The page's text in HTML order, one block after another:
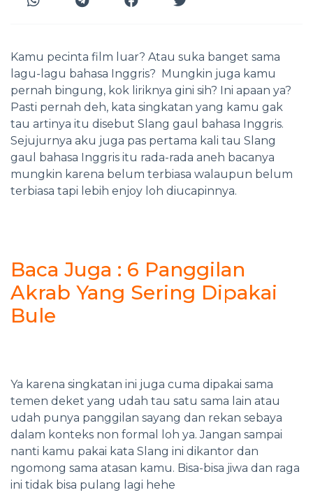
Kamu pecinta film luar? Atau suka banget sama
lagu-lagu bahasa Inggris? Mungkin juga kamu
pernah bingung, kok liriknya gini sih? Ini apaan ya?
Pasti pernah deh, kata singkatan yang kamu gak
tau artinya itu disebut Slang gaul bahasa Inggris.
Sejujurnya aku juga pas pertama kali tau Slang
gaul bahasa Inggris itu rada-rada aneh bacanya
mungkin karena belum terbiasa walaupun belum
terbiasa tapi lebih enjoy loh diucapinnya.
Baca Juga : 6 Panggilan
Akrab Yang Sering Dipakai
Bule
Ya karena singkatan ini juga cuma dipakai sama
temen deket yang udah tau satu sama lain atau
udah punya panggilan sayang dan rekan sebaya
dalam konteks non formal loh ya. Jangan sampai
nanti kamu pakai kata Slang ini dikantor dan
ngomong sama atasan kamu. Bisa-bisa jiwa dan raga
ini tidak bisa pulang lagi hehe